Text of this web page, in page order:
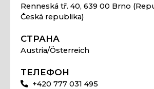
Renneská tř. 40, 639 00 Brno
Česká republika)
СТРАНА
Austria/Österreich
ТЕЛЕФОН
+420 777 031 495